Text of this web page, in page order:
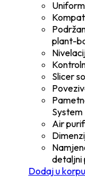
plant-
Slicer
System
Air
detaljni
Dodaj u korpu